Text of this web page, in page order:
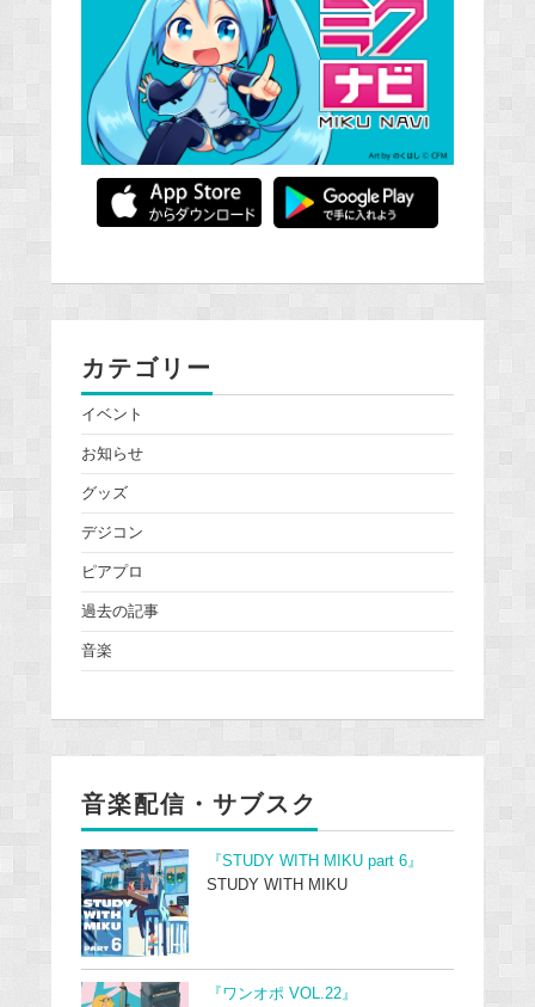
カテゴリー
イベント
お知らせ
グッズ
デジコン
ピアプロ
過去の記事
音楽
音楽配信・サブスク
『STUDY WITH MIKU part 6』
STUDY WITH MIKU
『ワンオポ VOL.22』